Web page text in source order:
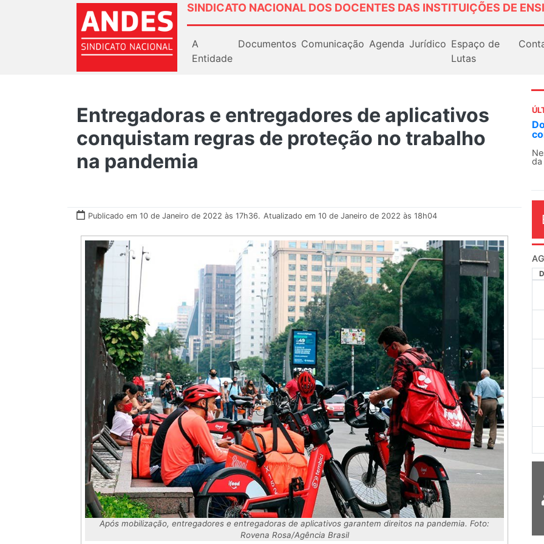
SINDICATO NACIONAL DOS DOCENTES DAS INSTITUIÇÕES DE
A
Entidade
Documentos Comunicação Agenda Jurídico Espaço de
Lutas
Entregadoras e entregadores de aplicativos
conquistam regras de proteção no trabalho
na pandemia
Publicado em 10 de Janeiro de 2022 às 17h36. Atualizado em 10 de Janeiro de 2022 às 18h04
Após mobilização, entregadores e entregadoras de aplicativos garantem direitos na pandemia. Foto:
Rovena Rosa/Agência Brasil
O